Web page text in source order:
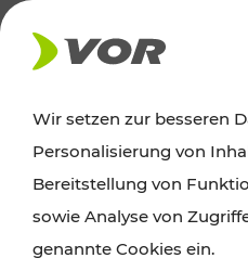
AKTUELLES
News
Alle wichtigen
Wir setzen zur besseren
Personalisierung von
Bereitstellung von
sowie Analyse von
genannte Cookies ein.